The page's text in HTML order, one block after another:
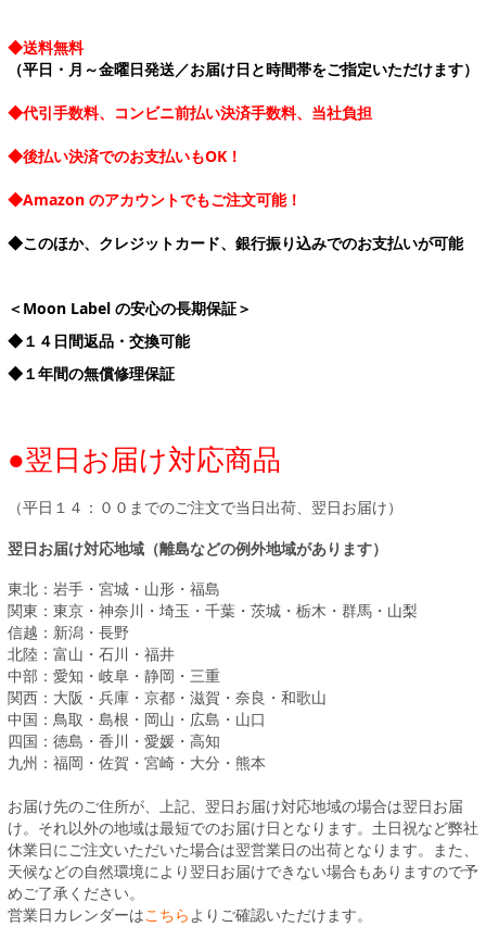
◆送料無料
（平日・月～金曜日発送／お届け日と時間帯をご指定いただけます）
◆代引手数料、コンビニ前払い決済手数料、当社負担
◆後払い決済でのお支払いもOK！
◆Amazon のアカウントでもご注文可能！
◆このほか、クレジットカード、銀行振り込みでのお支払いが可能
＜Moon Label の安心の長期保証＞
◆１４日間返品・交換可能
◆１年間の無償修理保証
●翌日お届け対応商品
（平日１４：００までのご注文で当日出荷、翌日お届け）
翌日お届け対応地域（離島などの例外地域があります）
東北：岩手・宮城・山形・福島
関東：東京・神奈川・埼玉・千葉・茨城・栃木・群馬・山梨
信越：新潟・長野
北陸：富山・石川・福井
中部：愛知・岐阜・静岡・三重
関西：大阪・兵庫・京都・滋賀・奈良・和歌山
中国：鳥取・島根・岡山・広島・山口
四国：徳島・香川・愛媛・高知
九州：福岡・佐賀・宮崎・大分・熊本
お届け先のご住所が、上記、翌日お届け対応地域の場合は翌日お届
け。それ以外の地域は最短でのお届け日となります。土日祝など弊社
休業日にご注文いただいた場合は翌営業日の出荷となります。また、
天候などの自然環境により翌日お届けできない場合もありますので予
めご了承ください。
営業日カレンダーはこちらよりご確認いただけます。